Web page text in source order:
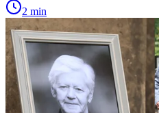
2 min